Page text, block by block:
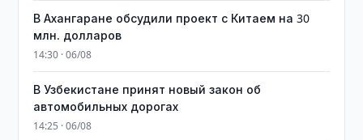
В Ахангаране обсудили проект с Китаем на 30
млн. долларов
14:30 · 06/08
В Узбекистане принят новый закон об
автомобильных дорогах
14:25 · 06/08